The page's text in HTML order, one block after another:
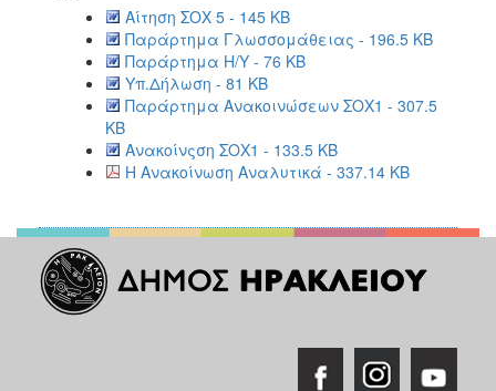
ΠΟΛΙΤΙΣΜΟΣ
ΑΝΘΕΚΤΙΚΗ
Αίτηση ΣΟΧ 5 - 145 KB
Παράρτημα Γλωσσομάθειας - 196.5 KB
Παράρτημα Η/Υ - 76 KB
Υπ.Δήλωση - 81 KB
Παράρτημα Ανακοινώσεων ΣΟΧ1 - 307.5
KB
Ανακοίνςση ΣΟΧ1 - 133.5 KB
Η Ανακοίνωση Αναλυτικά - 337.14 KB